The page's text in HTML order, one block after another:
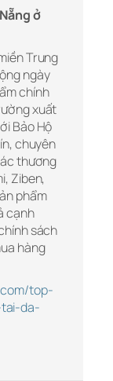
ở
Trung
ngày
chính
xuất
Bảo Hộ
chuyên
thương
Ziben,
phẩm
cạnh
sách
hàng
top-
da-